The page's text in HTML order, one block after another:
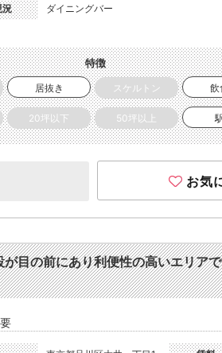
況 ダイニングバー
特徴
居抜き スケルトン 飲
20坪以下 50坪以上
お気
が目の前にあり利便性の高いエリ